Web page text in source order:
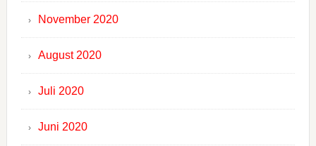
November 2020
August 2020
Juli 2020
Juni 2020